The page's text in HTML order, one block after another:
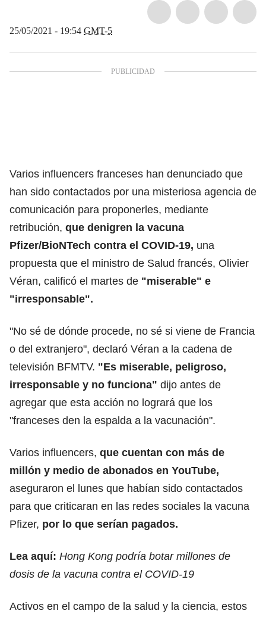
25/05/2021 - 19:54 GMT-5
Varios influencers franceses han denunciado que
han sido contactados por una misteriosa agencia de
comunicación para proponerles, mediante
retribución, que denigren la vacuna
Pfizer/BioNTech contra el COVID-19, una
propuesta que el ministro de Salud francés, Olivier
Véran, calificó el martes de "miserable" e
"irresponsable".
"No sé de dónde procede, no sé si viene de Francia
o del extranjero", declaró Véran a la cadena de
televisión BFMTV. "Es miserable, peligroso,
irresponsable y no funciona" dijo antes de
agregar que esta acción no logrará que los
"franceses den la espalda a la vacunación".
Varios influencers, que cuentan con más de
millón y medio de abonados en YouTube,
aseguraron el lunes que habían sido contactados
para que criticaran en las redes sociales la vacuna
Pfizer, por lo que serían pagados.
Lea aquí: Hong Kong podría botar millones de
dosis de la vacuna contra el COVID-19
Activos en el campo de la salud y la ciencia, estos